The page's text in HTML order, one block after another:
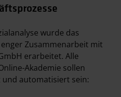
wurde das
Zusammenarbeit mit
erarbeitet. Alle
Akademie sollen
automatisiert sein: